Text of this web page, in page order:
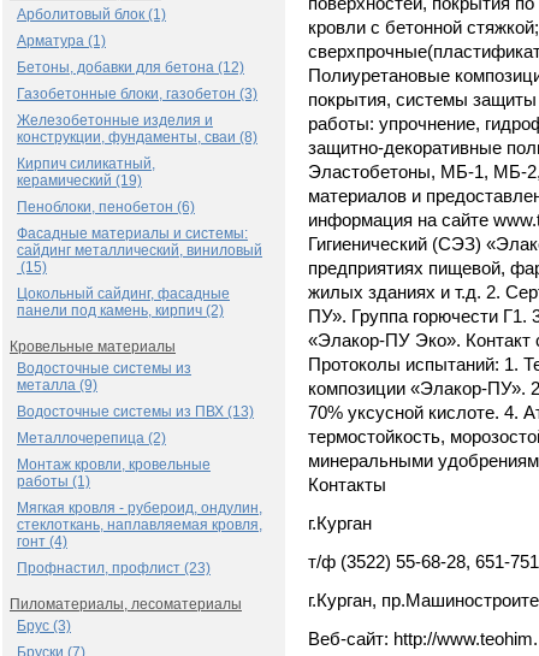
Арболитовый блок (1)
Арматура (1)
Бетоны, добавки для бетона (12)
Газобетонные блоки, газобетон (3)
Железобетонные изделия и
конструкции, фундаменты, сваи (8)
Кирпич силикатный,
керамический (19)
Пеноблоки, пенобетон (6)
Фасадные материалы и системы:
сайдинг металлический, виниловый
(15)
Цокольный сайдинг, фасадные
панели под камень, кирпич (2)
Кровельные материалы
Водосточные системы из
металла (9)
Водосточные системы из ПВХ (13)
Металлочерепица (2)
Монтаж кровли, кровельные
работы (1)
Мягкая кровля - рубероид, ондулин,
стеклоткань, наплавляемая кровля,
гонт (4)
Профнастил, профлист (23)
Пиломатериалы, лесоматериалы
Брус (3)
Бруски (7)
кровли с бетонной
Полиуретановые
покрытия, системы
работы: упрочнение,
защитно-декоративные
Эластобетоны, МБ-1, МБ-
материалов и
информация на сайте
Гигиенический (СЭЗ)
предприятиях пищевой,
жилых зданиях и т.д. 2.
ПУ». Группа горючести Г1.
«Элакор-ПУ Эко». Контакт
Протоколы испытаний: 1.
композиции «Элакор-ПУ».
70% уксусной кислоте. 4.
термостойкость,
минеральными
Контакты
г.Курган
т/ф (3522) 55-68-28, 651-751
г.Курган,
Веб-сайт: http://